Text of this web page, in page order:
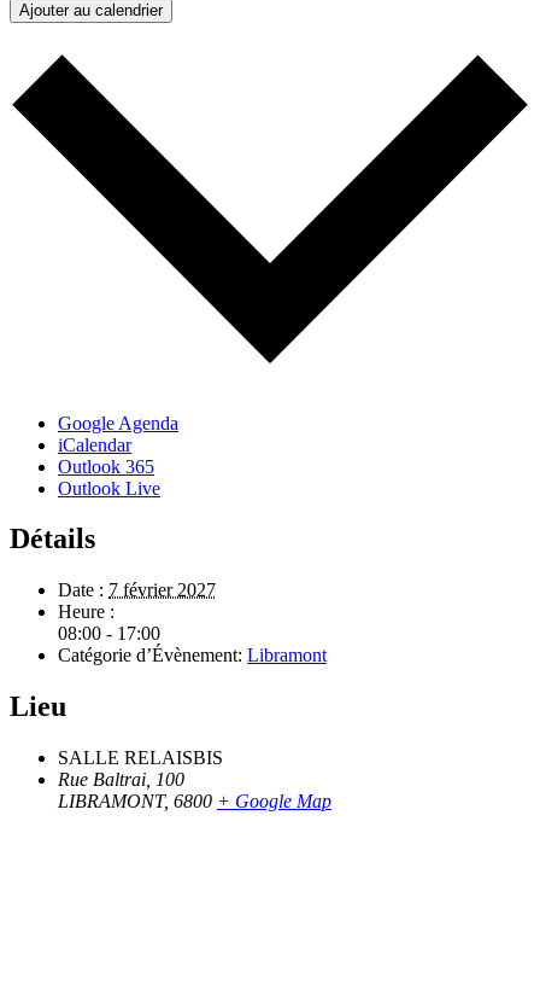
Ajouter au calendrier
Google Agenda
iCalendar
Outlook 365
Outlook Live
Détails
Date : 7 février 2027
Heure :
08:00 - 17:00
Catégorie d’Évènement: Libramont
Lieu
SALLE RELAISBIS
Rue Baltrai, 100
LIBRAMONT, 6800 + Google Map